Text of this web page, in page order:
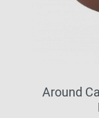
Around